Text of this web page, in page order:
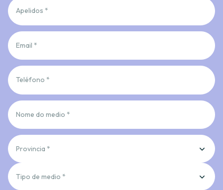
Apelidos *
Email *
Teléfono *
Nome do medio *
Provincia *
Tipo de medio *